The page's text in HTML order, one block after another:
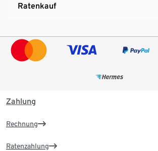
Ratenkauf
Zahlung
Rechnung
Ratenzahlung